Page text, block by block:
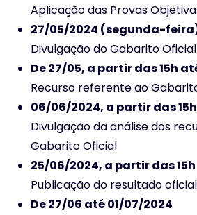
Aplicação das Provas
27/05/2024 (segunda-
Divulgação do Gabarito Oficial
De 27/05, a partir das 15h
Recurso referente ao
06/06/2024, a partir das 15h
Divulgação da análise dos
Gabarito Oficial
25/06/2024, a partir das 15h
Publicação do resultado
De 27/06 até 01/07/2024